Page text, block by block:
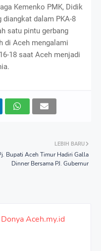
Kemenko PMK, Didik
diangkat dalam PKA-8
satu pintu gerbang
di Aceh mengalami
18 saat Aceh menjadi
LEBIH BARU
Bupati Aceh Timur Hadiri Galla
Dinner Bersama PJ. Gubernur
Donya Aceh.my.id